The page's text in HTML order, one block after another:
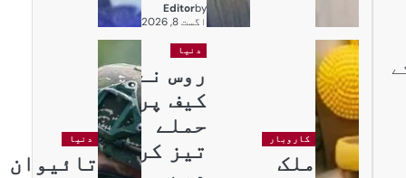
by
Editor
اگست 8, 2026
کاروبار
ملک
دنیا
روس نے
کیف پر
حملے
تیز کر
دنیا
تائیوان